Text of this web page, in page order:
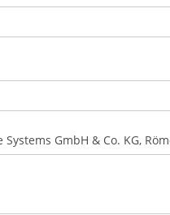
GmbH & Co. KG,